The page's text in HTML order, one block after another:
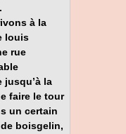
à la
louis
rue
jusqu’à la
faire le tour
un certain
boisgelin,